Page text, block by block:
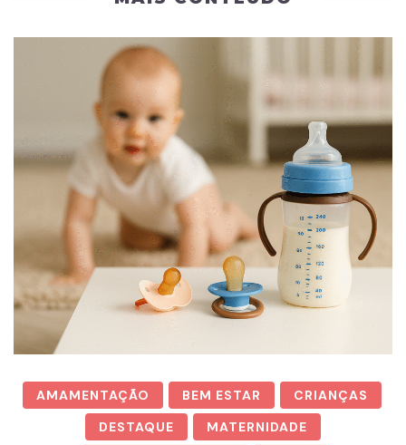
AMAMENTAÇÃO BEM ESTAR
CRIANÇAS
DESTAQUE
MATERNIDADE